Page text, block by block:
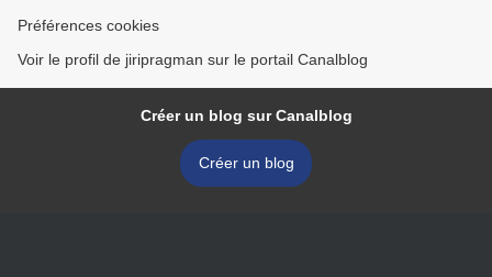
Préférences cookies
Voir le profil de jiripragman sur le portail Canalblog
Créer un blog sur Canalblog
Créer un blog